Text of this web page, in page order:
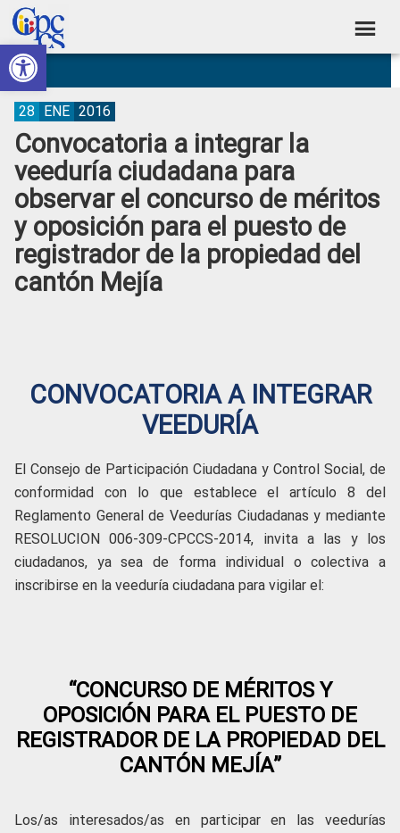
Abrir barra de herramientas
Skip
to
primary
navigation
Skip
to
main
content
Skip
to
primary
sidebar
Skip
to
footer
Consejo
de
Participación
Ciudadana
Control
Social
Construyendo
Poder
Ciudadano
Convocatoria a integrar la
veeduría ciudadana para
observar el concurso de méritos
y oposición para el puesto de
registrador de la propiedad del
cantón Mejía
28 ENE 2016
CONVOCATORIA A INTEGRAR
VEEDURÍA
El Consejo de Participación Ciudadana y Control Social, de
conformidad con lo que establece el artículo 8 del
Reglamento General de Veedurías Ciudadanas y mediante
RESOLUCION 006-309-CPCCS-2014, invita a las y los
ciudadanos, ya sea de forma individual o colectiva a
inscribirse en la veeduría ciudadana para vigilar el:
“CONCURSO DE MÉRITOS Y
OPOSICIÓN PARA EL PUESTO DE
REGISTRADOR DE LA PROPIEDAD DEL
CANTÓN MEJÍA”
Los/as interesados/as en participar en las veedurías